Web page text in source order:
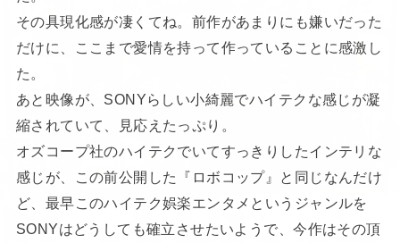
その具現化感が凄くてね。前作があまりにも嫌いだった
だけに、ここまで愛情を持って作っていることに感激し
た。
あと映像が、SONYらしい小綺麗でハイテクな感じが凝
縮されていて、見応えたっぷり。
オズコープ社のハイテクでいてすっきりしたインテリな
感じが、この前公開した『ロボコップ』と同じなんだけ
ど、最早このハイテク娯楽エンタメというジャンルを
SONYはどうしても確立させたいようで、今作はその頂